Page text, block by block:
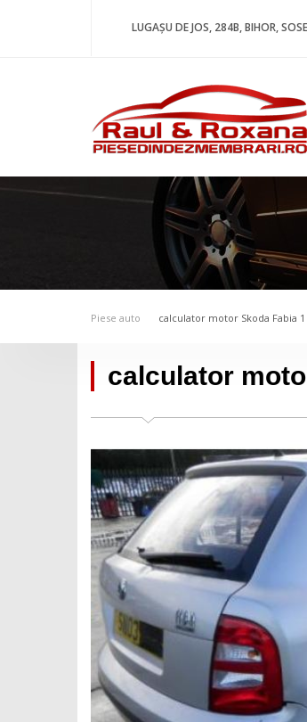
LUGAȘU DE JOS, 284B, BIHOR,
Piese auto calculator motor Skoda Fabia 1
calculator